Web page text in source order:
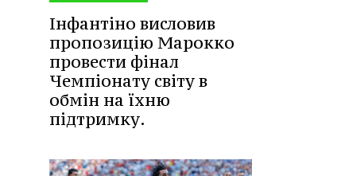
Інфантіно висловив
пропозицію Марокко
провести фінал
Чемпіонату світу в
обмін на їхню
підтримку.